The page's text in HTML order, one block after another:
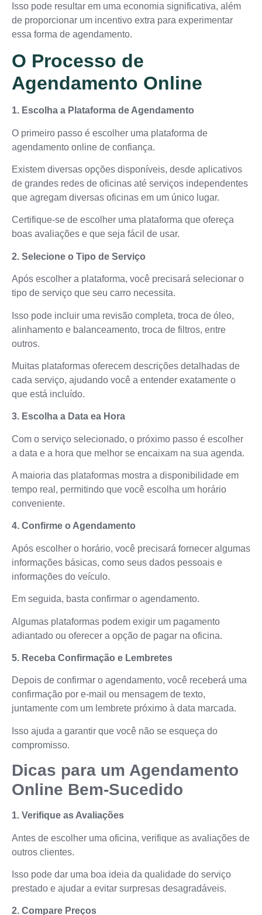
Isso pode resultar em uma economia significativa, além
de proporcionar um incentivo extra para experimentar
essa forma de agendamento.
O Processo de
Agendamento Online
1. Escolha a Plataforma de Agendamento
O primeiro passo é escolher uma plataforma de
agendamento online de confiança.
Existem diversas opções disponíveis, desde aplicativos
de grandes redes de oficinas até serviços independentes
que agregam diversas oficinas em um único lugar.
Certifique-se de escolher uma plataforma que ofereça
boas avaliações e que seja fácil de usar.
2. Selecione o Tipo de Serviço
Após escolher a plataforma, você precisará selecionar o
tipo de serviço que seu carro necessita.
Isso pode incluir uma revisão completa, troca de óleo,
alinhamento e balanceamento, troca de filtros, entre
outros.
Muitas plataformas oferecem descrições detalhadas de
cada serviço, ajudando você a entender exatamente o
que está incluído.
3. Escolha a Data ea Hora
Com o serviço selecionado, o próximo passo é escolher
a data e a hora que melhor se encaixam na sua agenda.
A maioria das plataformas mostra a disponibilidade em
tempo real, permitindo que você escolha um horário
conveniente.
4. Confirme o Agendamento
Após escolher o horário, você precisará fornecer algumas
informações básicas, como seus dados pessoais e
informações do veículo.
Em seguida, basta confirmar o agendamento.
Algumas plataformas podem exigir um pagamento
adiantado ou oferecer a opção de pagar na oficina.
5. Receba Confirmação e Lembretes
Depois de confirmar o agendamento, você receberá uma
confirmação por e-mail ou mensagem de texto,
juntamente com um lembrete próximo à data marcada.
Isso ajuda a garantir que você não se esqueça do
compromisso.
Dicas para um Agendamento
Online Bem-Sucedido
1. Verifique as Avaliações
Antes de escolher uma oficina, verifique as avaliações de
outros clientes.
Isso pode dar uma boa ideia da qualidade do serviço
prestado e ajudar a evitar surpresas desagradáveis.
2. Compare Preços